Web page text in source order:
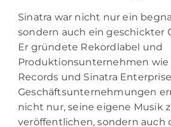
Sinatra war nicht nur ein
sondern auch ein geschickter
Er gründete Rekordlabel und
Produktionsunternehmen wie
Records und Sinatra
Geschäftsunternehmungen
nicht nur, seine eigene Musik
veröffentlichen, sondern auch